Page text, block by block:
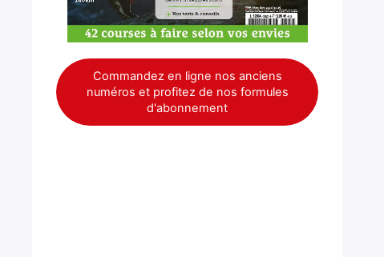
Commandez en ligne nos anciens
numéros et profitez de nos formules
d'abonnement